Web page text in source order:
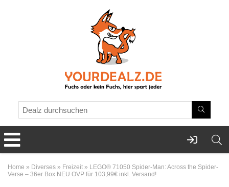
Home » Diverses » Freizeit » LEGO® 71050 Spider-Man: Across the Spider-
Verse – 36er Box NEU OVP für 103,99€ inkl. Versand!